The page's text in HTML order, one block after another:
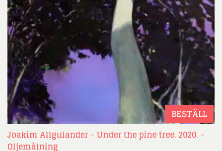
BESTÄLL
Joakim Allgulander – Under the pine tree. 2020. –
Oljemålning